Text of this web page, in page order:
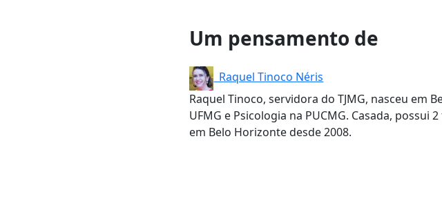
Um pensamento de
Raquel Tinoco Néris
Raquel Tinoco, servidora do TJMG, nasceu em
UFMG e Psicologia na PUCMG. Casada, possui
em Belo Horizonte desde 2008.